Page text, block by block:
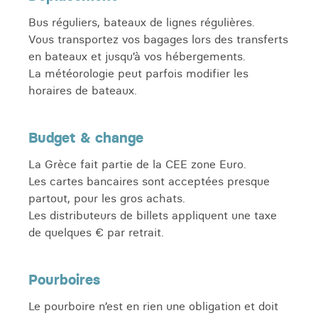
Bus réguliers, bateaux de lignes régulières.
Vous transportez vos bagages lors des transferts
en bateaux et jusqu’à vos hébergements.
La météorologie peut parfois modifier les
horaires de bateaux.
Budget & change
La Grèce fait partie de la CEE zone Euro.
Les cartes bancaires sont acceptées presque
partout, pour les gros achats.
Les distributeurs de billets appliquent une taxe
de quelques € par retrait.
Pourboires
Le pourboire n’est en rien une obligation et doit